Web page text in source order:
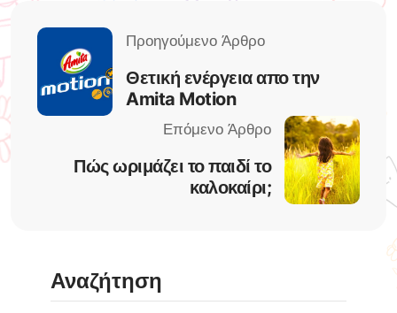
Θετική ενέργεια απο την
Amita Motion
Πώς ωριμάζει το παιδί το
καλοκαίρι;
Αναζήτηση